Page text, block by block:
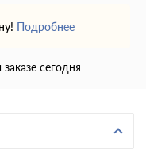
Подробнее
сегодня